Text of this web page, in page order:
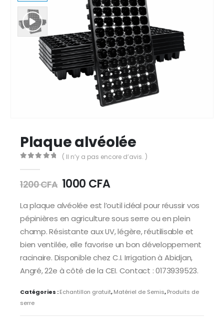
Plaque alvéolée
( Il n’y a pas encore d’avis. )
1200CFA 1000 CFA
La plaque alvéolée est l’outil idéal pour réussir vos
pépinières en agriculture sous serre ou en plein
champ. Résistante aux UV, légère, réutilisable et
bien ventilée, elle favorise un bon développement
racinaire. Disponible chez C.I. Irrigation à Abidjan,
Angré, 22e à côté de la CEI. Contact : 0173939523.
Catégories :Echantillon gratuit,Matériel de Semis,Produits de
serre